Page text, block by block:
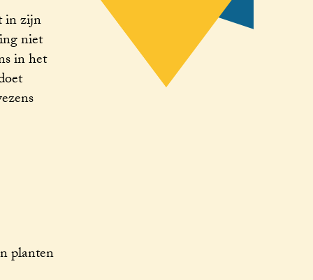
in zijn
niet
in het
planten